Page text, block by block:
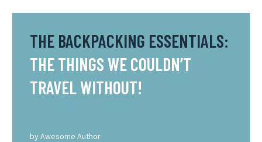
THE BACKPACKING ESSENTIALS:
THE THINGS WE COULDN’T
TRAVEL WITHOUT!
byAwesome Author